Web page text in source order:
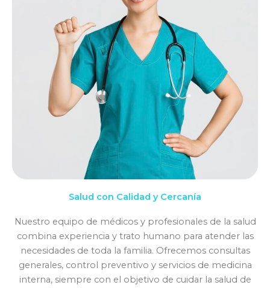
Salud con Calidad y Cercanía
Nuestro equipo de médicos y profesionales de la salud
combina experiencia y trato humano para atender las
necesidades de toda la familia. Ofrecemos consultas
generales, control preventivo y servicios de medicina
interna, siempre con el objetivo de cuidar la salud de